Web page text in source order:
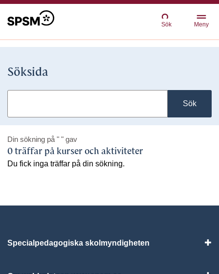
Sök Meny
Söksida
Sök
Din sökning på " " gav
0 träffar på kurser och aktiviteter
Du fick inga träffar på din sökning.
Specialpedagogiska skolmyndigheten